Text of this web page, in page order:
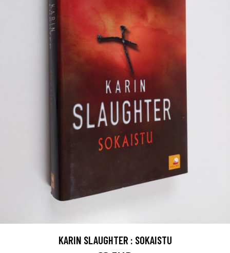
KARIN SLAUGHTER : SOKAISTU